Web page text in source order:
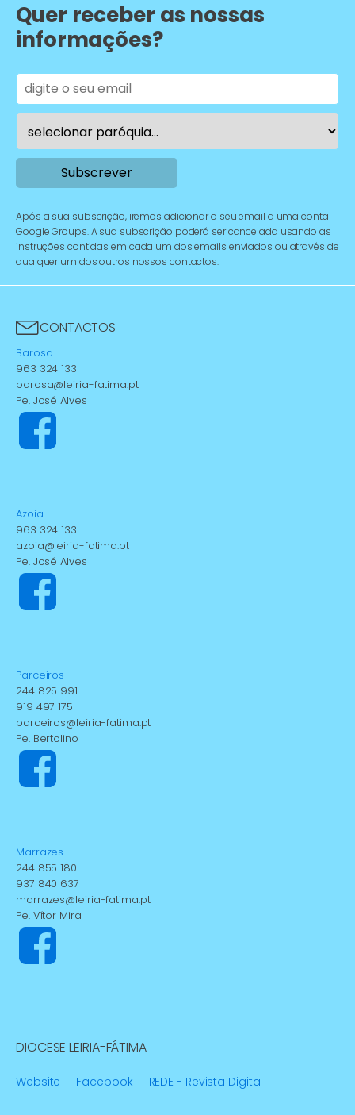
Quer receber as nossas
informações?
Após a sua subscrição, iremos adicionar o seu email a uma conta
Google Groups. A sua subscrição poderá ser cancelada usando as
instruções contidas em cada um dos emails enviados ou através de
qualquer um dos outros nossos contactos.
CONTACTOS
Barosa
963 324 133
barosa@leiria-fatima.pt
Pe. José Alves
Azoia
963 324 133
azoia@leiria-fatima.pt
Pe. José Alves
Parceiros
244 825 991
919 497 175
parceiros@leiria-fatima.pt
Pe. Bertolino
Marrazes
244 855 180
937 840 637
marrazes@leiria-fatima.pt
Pe. Vítor Mira
DIOCESE LEIRIA-FÁTIMA
Website Facebook REDE - Revista Digital